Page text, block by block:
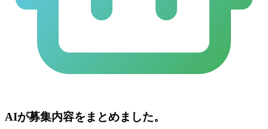
AIが募集内容をまとめました。